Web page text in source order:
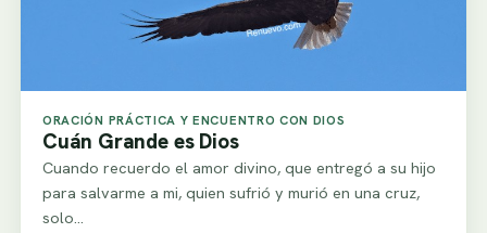
ORACIÓN PRÁCTICA Y ENCUENTRO CON DIOS
Cuán Grande es Dios
Cuando recuerdo el amor divino, que entregó a su hijo
para salvarme a mi, quien sufrió y murió en una cruz,
solo…